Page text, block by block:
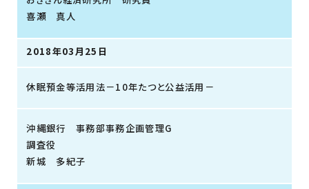
喜瀬 真人
2018年03月25日
休眠預金等活用法－10年たつと公益活用－
沖縄銀行 事務部事務企画管理G
調査役
新城 多紀子